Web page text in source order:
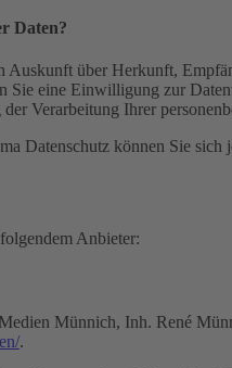
Daten?
Auskunft über Herkunft,
Sie eine Einwilligung zur
Verarbeitung Ihrer
Datenschutz können Sie sich
Anbieter:
Münnich, Inh. René
.